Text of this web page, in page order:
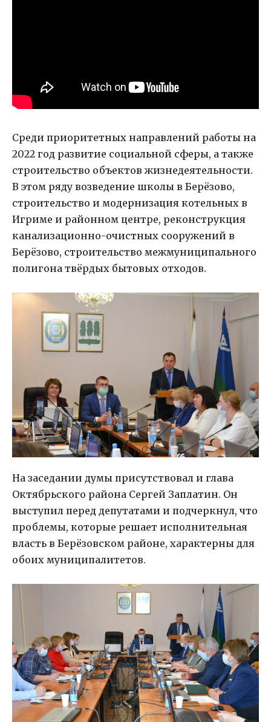
Среди приоритетных направлений работы на
2022 год развитие социальной сферы, а также
строительство объектов жизнедеятельности.
В этом ряду возведение школы в Берёзово,
строительство и модернизация котельных в
Игриме и районном центре, реконструкция
канализационно-очистных сооружений в
Берёзово, строительство межмуниципального
полигона твёрдых бытовых отходов.
На заседании думы присутствовал и глава
Октябрьского района Сергей Заплатин. Он
выступил перед депутатами и подчеркнул, что
проблемы, которые решает исполнительная
власть в Берёзовском районе, характерны для
обоих муниципалитетов.